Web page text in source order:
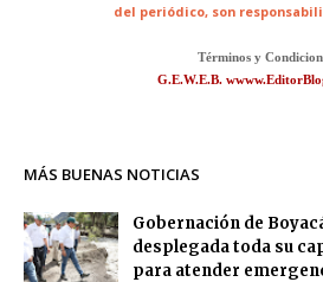
del periódico, son
Términos y
G.E.W.E.B.
MÁS BUENAS NOTICIAS
Gobernación de
desplegada toda su
para atender